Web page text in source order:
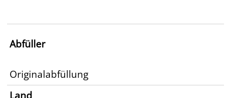
Abfüller
Originalabfüllung